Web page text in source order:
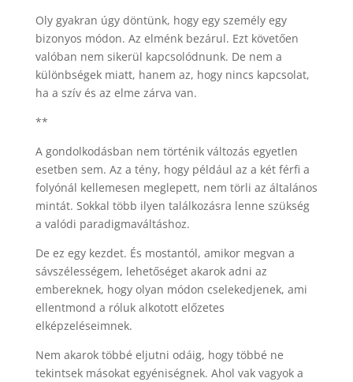
Oly gyakran úgy döntünk, hogy egy személy egy
bizonyos módon. Az elménk bezárul. Ezt követően
valóban nem sikerül kapcsolódnunk. De nem a
különbségek miatt, hanem az, hogy nincs kapcsolat,
ha a szív és az elme zárva van.
**
A gondolkodásban nem történik változás egyetlen
esetben sem. Az a tény, hogy például az a két férfi a
folyónál kellemesen meglepett, nem törli az általános
mintát. Sokkal több ilyen találkozásra lenne szükség
a valódi paradigmaváltáshoz.
De ez egy kezdet. És mostantól, amikor megvan a
sávszélességem, lehetőséget akarok adni az
embereknek, hogy olyan módon cselekedjenek, ami
ellentmond a róluk alkotott előzetes
elképzeléseimnek.
Nem akarok többé eljutni odáig, hogy többé ne
tekintsek másokat egyéniségnek. Ahol vak vagyok a